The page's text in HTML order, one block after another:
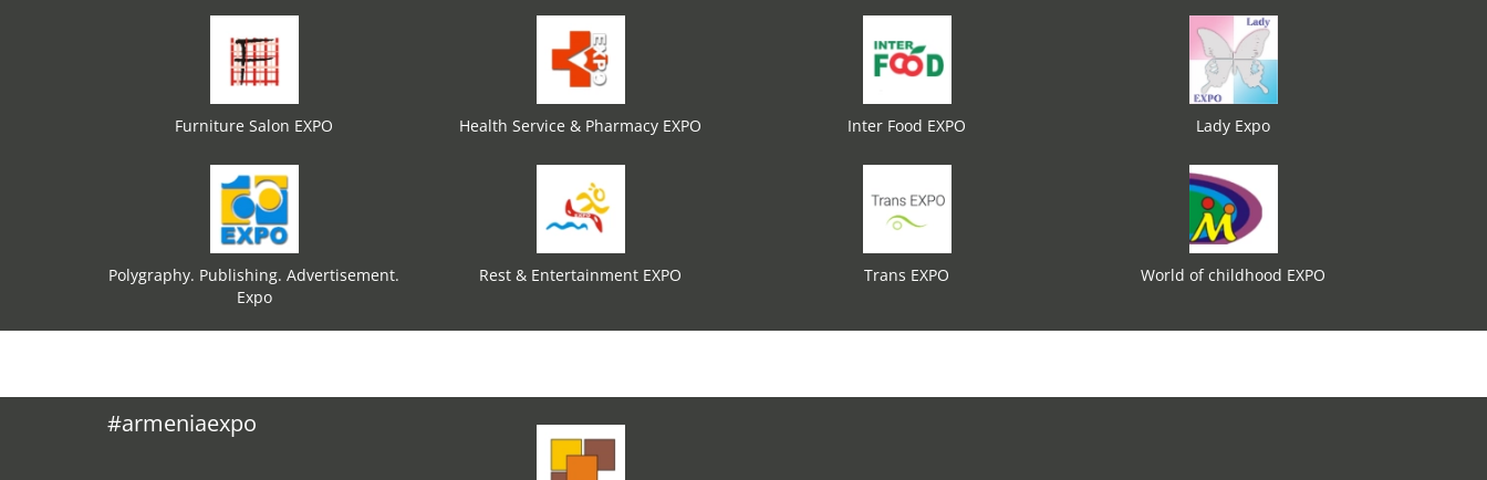
Furniture Salon EXPO Health Service & Pharmacy EXPO Inter Food EXPO Lady Expo
Polygraphy. Publishing. Advertisement.
Expo
Rest & Entertainment EXPO Trans EXPO World of childhood EXPO
#armeniaexpo